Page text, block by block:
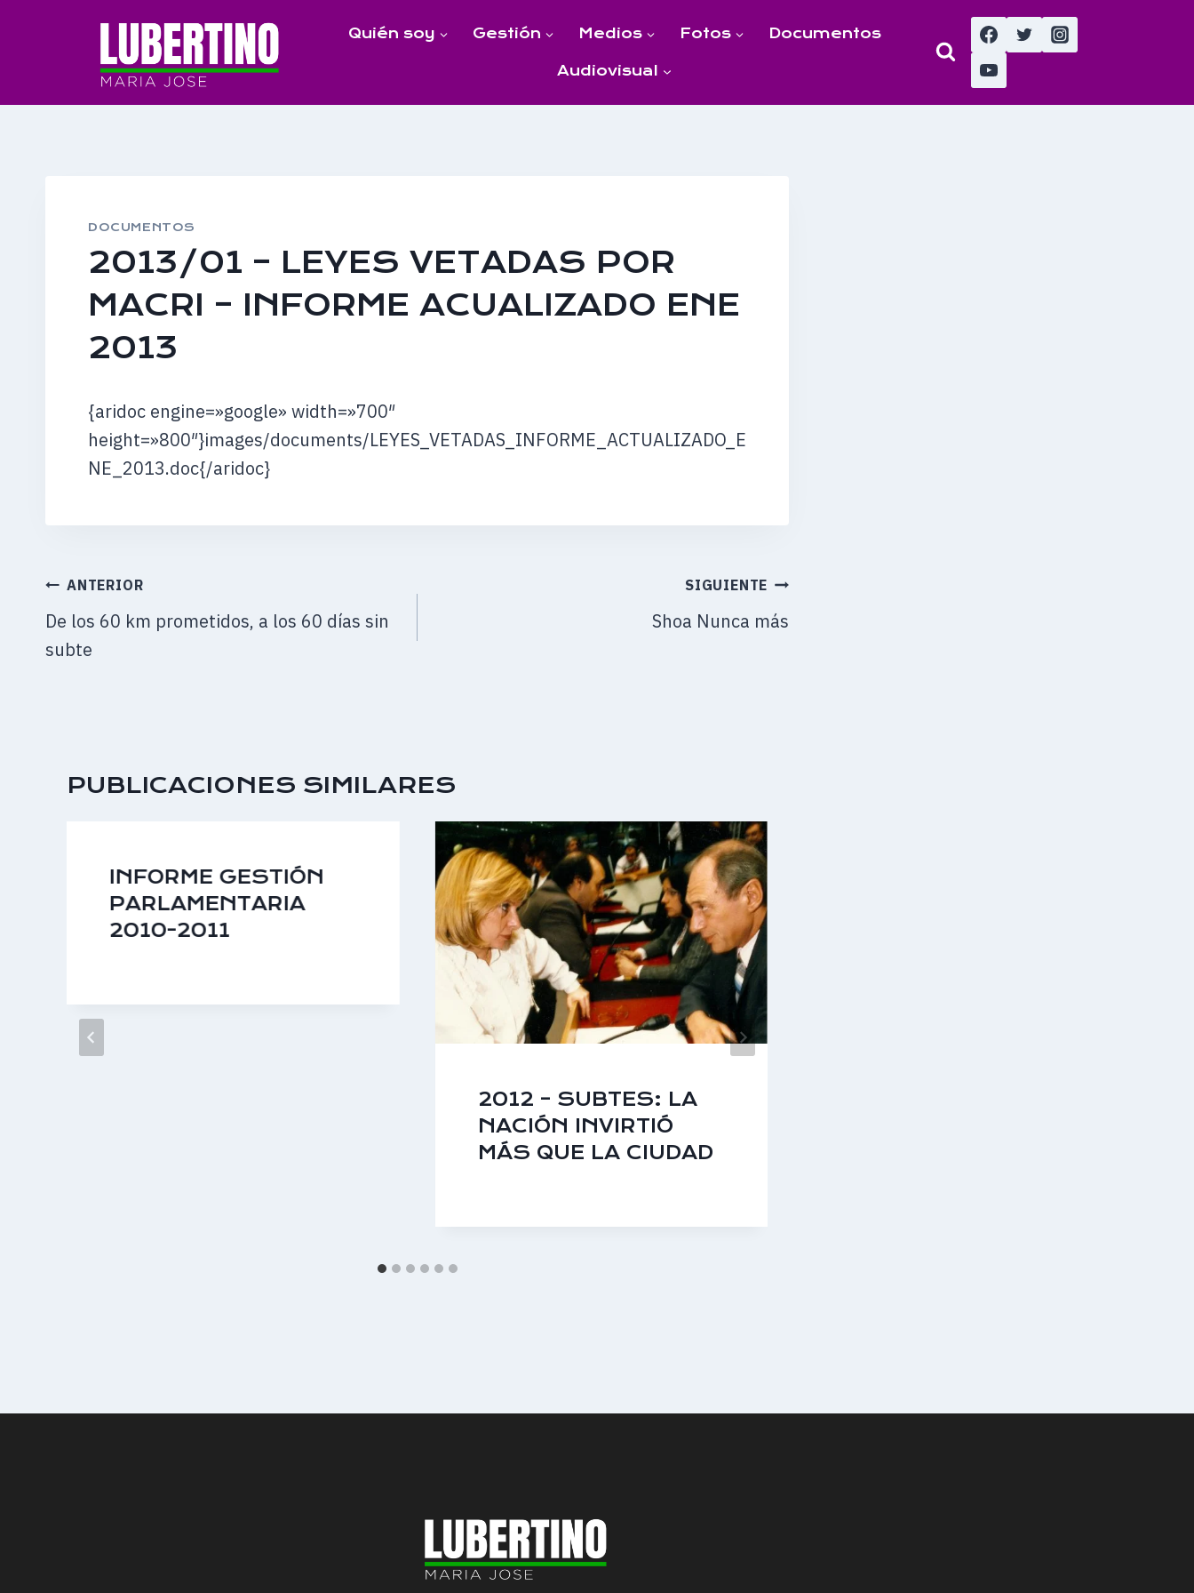
Quién soy Gestión Medios Fotos Documentos
Audiovisual
DOCUMENTOS
2013/01 – LEYES VETADAS POR
MACRI – INFORME ACUALIZADO ENE
2013
{aridoc engine=»google» width=»700″
height=»800″}images/documents/LEYES_VETADAS_INFORME_ACTUALIZADO_E
NE_2013.doc{/aridoc}
NAVEGACIÓN
DE
ENTRADAS
ANTERIOR
De los 60 km prometidos, a los 60 días sin
subte
SIGUIENTE
Shoa Nunca más
PUBLICACIONES SIMILARES
INFORME GESTIÓN
PARLAMENTARIA
2010-2011
2012 – SUBTES: LA
NACIÓN INVIRTIÓ
MÁS QUE LA CIUDAD